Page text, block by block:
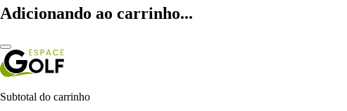
Adicionando ao carrinho...
Subtotal do carrinho